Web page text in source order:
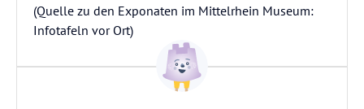
(Quelle zu den Exponaten im Mittelrhein Museum:
Infotafeln vor Ort)